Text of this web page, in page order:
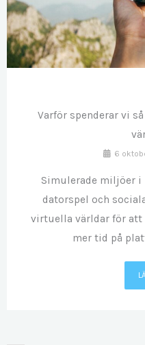
Varför spenderar vi
6
Simulerade miljöer
datorspel och
virtuella världar för att
mer tid på